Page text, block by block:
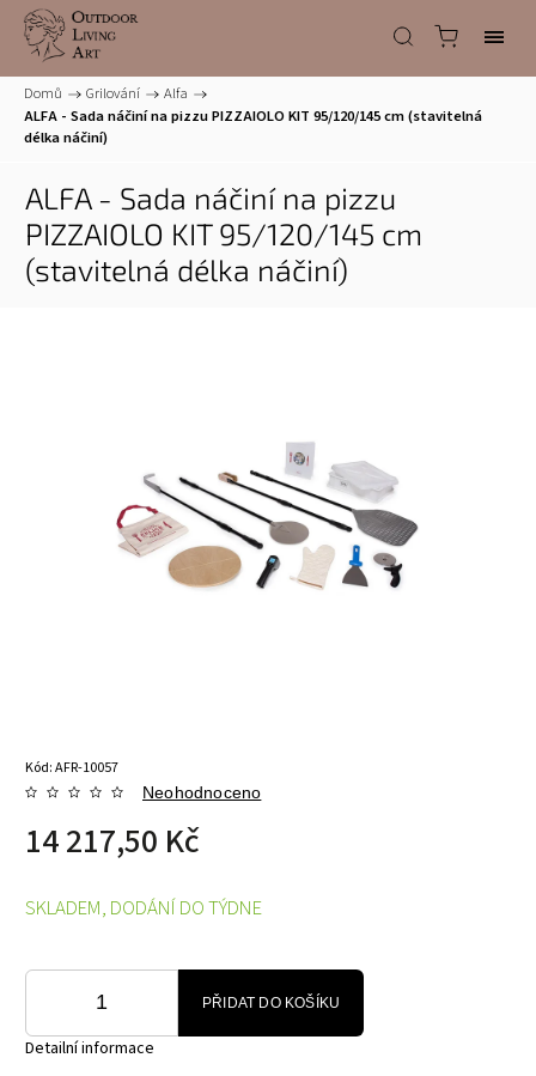
Domů / Grilování / Alfa /
ALFA - Sada náčiní na pizzu PIZZAIOLO KIT 95/120/145 cm (stavitelná
délka náčiní)
ALFA - Sada náčiní na pizzu
PIZZAIOLO KIT 95/120/145 cm
(stavitelná délka náčiní)
Kód:AFR-10057
Neohodnoceno
14 217,50 Kč
SKLADEM, DODÁNÍ DO TÝDNE
PŘIDAT DO KOŠÍKU
Detailní informace